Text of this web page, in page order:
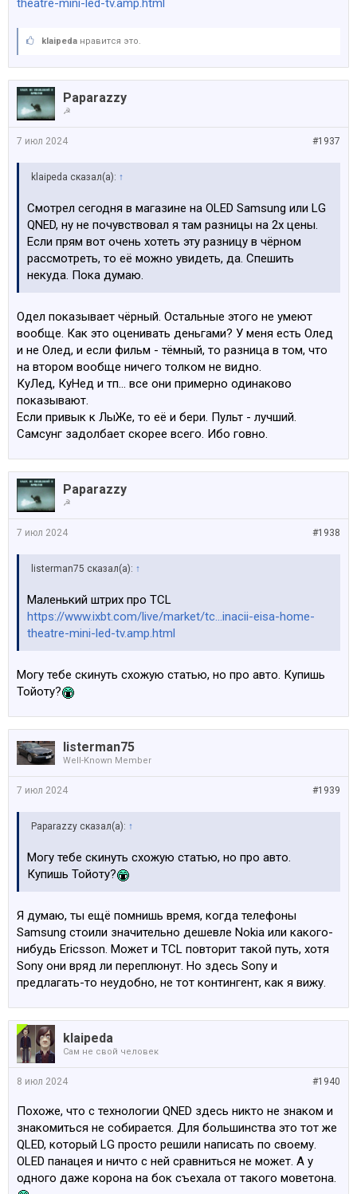
theatre-mini-led-tv.amp.html
klaipeda нравится это.
Paparazzy
☭
#1937
7 июл 2024
klaipeda сказал(а): ↑
Смотрел сегодня в магазине на ОLED Samsung или LG
QNED, ну не почувствовал я там разницы на 2x цены.
Если прям вот очень хотеть эту разницу в чёрном
рассмотреть, то её можно увидеть, да. Спешить
некуда. Пока думаю.
Одел показывает чёрный. Остальные этого не умеют
вообще. Как это оценивать деньгами? У меня есть Олед
и не Олед, и если фильм - тёмный, то разница в том, что
на втором вообще ничего толком не видно.
КуЛед, КуНед и тп… все они примерно одинаково
показывают.
Если привык к ЛыЖе, то её и бери. Пульт - лучший.
Самсунг задолбает скорее всего. Ибо говно.
Paparazzy
☭
#1938
7 июл 2024
listerman75 сказал(а): ↑
Маленький штрих про TCL
https://www.ixbt.com/live/market/tc...inacii-eisa-home-
theatre-mini-led-tv.amp.html
Могу тебе скинуть схожую статью, но про авто. Купишь
Тойоту?
listerman75
Well-Known Member
#1939
7 июл 2024
Paparazzy сказал(а): ↑
Могу тебе скинуть схожую статью, но про авто.
Купишь Тойоту?
Я думаю, ты ещё помнишь время, когда телефоны
Samsung стоили значительно дешевле Nokia или какого-
нибудь Ericsson. Может и TCL повторит такой путь, хотя
Sony они вряд ли переплюнут. Но здесь Sony и
предлагать-то неудобно, не тот контингент, как я вижу.
klaipeda
Сам не свой человек
#1940
8 июл 2024
Похоже, что с технологии QNED здесь никто не знаком и
знакомиться не собирается. Для большинства это тот же
QLED, который LG просто решили написать по своему.
OLED панацея и ничто с ней сравниться не может. А у
одного даже корона на бок съехала от такого моветона.